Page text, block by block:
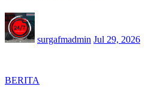
surgafmadmin Jul 29, 2026
BERITA